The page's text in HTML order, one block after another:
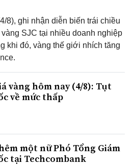
8), ghi nhận diễn biến trái chiều
SJC tại nhiều doanh nghiệp
khi đó, vàng thế giới nhích tăng
vàng hôm nay (4/8): Tụt
về mức thấp
một nữ Phó Tổng Giám
tại Techcombank